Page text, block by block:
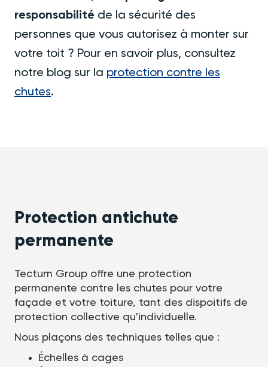
responsabilité de la sécurité des
personnes que vous autorisez à monter sur
votre toit ? Pour en savoir plus, consultez
notre blog sur la protection contre les
chutes.
Protection antichute
permanente
Tectum Group offre une protection
permanente contre les chutes pour votre
façade et votre toiture, tant des dispoitifs de
protection collective qu'individuelle.
Nous plaçons des techniques telles que :
Échelles à cages